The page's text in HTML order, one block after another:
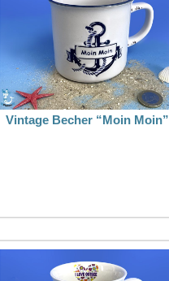
Vintage Becher “Moin Moin”